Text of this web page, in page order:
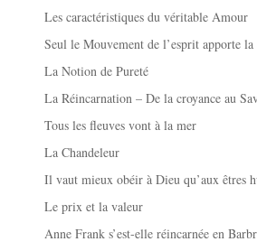
Les caractéristiques du véritable Amour
Seul le Mouvement de l’esprit apporte la
La Notion de Pureté
La Réincarnation – De la croyance au
Tous les fleuves vont à la mer
La Chandeleur
Il vaut mieux obéir à Dieu qu’aux êtres
Le prix et la valeur
Anne Frank s’est-elle réincarnée en